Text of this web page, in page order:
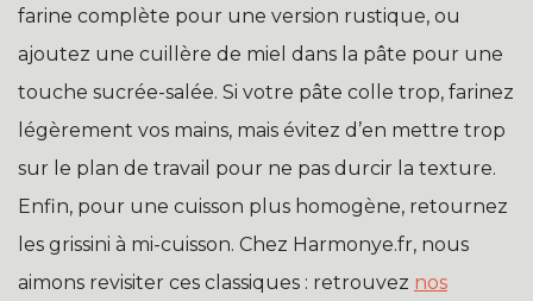
farine complète pour une version rustique, ou
ajoutez une cuillère de miel dans la pâte pour une
touche sucrée-salée. Si votre pâte colle trop, farinez
légèrement vos mains, mais évitez d’en mettre trop
sur le plan de travail pour ne pas durcir la texture.
Enfin, pour une cuisson plus homogène, retournez
les grissini à mi-cuisson. Chez Harmonye.fr, nous
aimons revisiter ces classiques : retrouvez nos